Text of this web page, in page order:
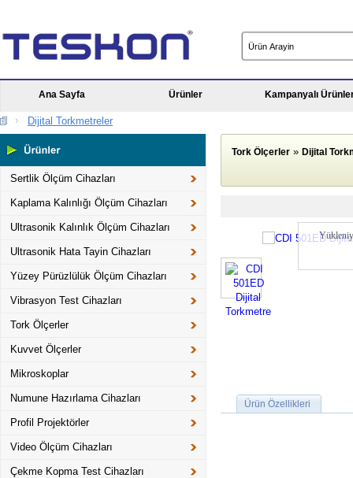
Ana Sayfa Ürünler Kampanyalı
Dijital Torkmetreler
Sertlik Ölçüm Cihazları
Kaplama Kalınlığı Ölçüm Cihazları
Ultrasonik Kalınlık Ölçüm Cihazları
Ultrasonik Hata Tayin Cihazları
Yüzey Pürüzlülük Ölçüm Cihazları
Vibrasyon Test Cihazları
Tork Ölçerler
Kuvvet Ölçerler
Mikroskoplar
Numune Hazırlama Cihazları
Profil Projektörler
Video Ölçüm Cihazları
Çekme Kopma Test Cihazları
Tork Ölçerler » Dijital
Ürün Özellikleri